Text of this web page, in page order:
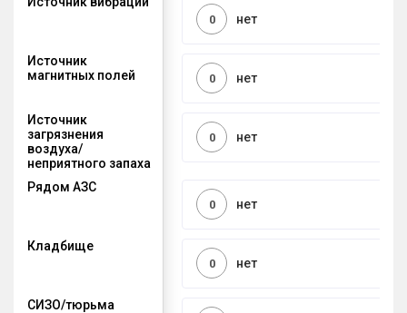
нет
0
Источник
магнитных полей
нет
0
Источник
загрязнения
воздуха/
неприятного запаха
нет
0
Рядом АЗС
нет
0
Кладбище
нет
0
СИЗО/тюрьма